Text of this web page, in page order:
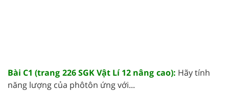
Bài C1 (trang 226 SGK Vật Lí 12 nâng cao): Hãy tính
năng lượng của phôtôn ứng với...